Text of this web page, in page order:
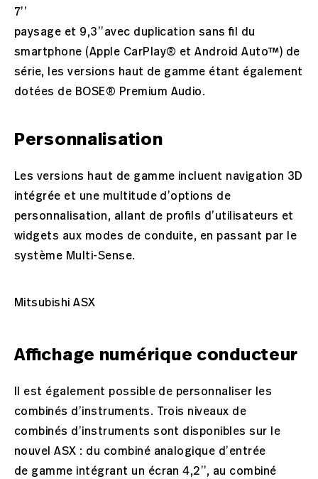
7’’
paysage et 9,3’’avec duplication sans fil du
smartphone (Apple CarPlay® et Android Auto™) de
série, les versions haut de gamme étant également
dotées de BOSE® Premium Audio.
Personnalisation
Les versions haut de gamme incluent navigation 3D
intégrée et une multitude d’options de
personnalisation, allant de profils d’utilisateurs et
widgets aux modes de conduite, en passant par le
système Multi-Sense.
Mitsubishi ASX
Affichage numérique conducteur
Il est également possible de personnaliser les
combinés d’instruments. Trois niveaux de
combinés d’instruments sont disponibles sur le
nouvel ASX : du combiné analogique d’entrée
de gamme intégrant un écran 4,2’’, au combiné